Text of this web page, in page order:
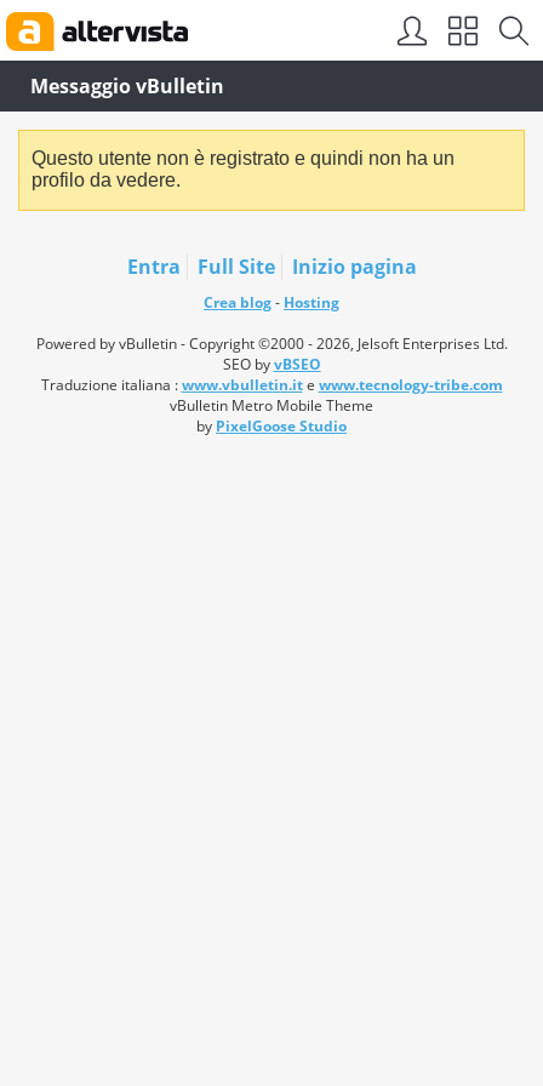
Messaggio vBulletin
Questo utente non è registrato e quindi non ha un
profilo da vedere.
Entra Full Site Inizio pagina
Crea blog- Hosting
Powered by vBulletin - Copyright ©2000 - 2026, Jelsoft Enterprises Ltd.
SEO byvBSEO
Traduzione italiana :www.vbulletin.ite www.tecnology-tribe.com
vBulletin Metro Mobile Theme
by PixelGoose Studio